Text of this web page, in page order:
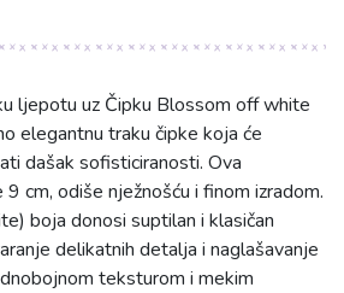
ljepotu uz Čipku Blossom off white
elegantnu traku čipke koja će
dašak sofisticiranosti. Ova
9 cm, odiše nježnošću i finom izradom.
boja donosi suptilan i klasičan
delikatnih detalja i naglašavanje
teksturom i mekim